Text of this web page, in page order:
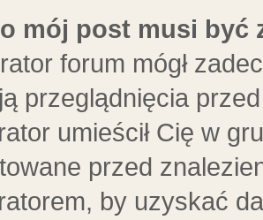
mój post musi być
forum mógł
przeglądnięcia
umieścił Cię w
przed
by uzyskać